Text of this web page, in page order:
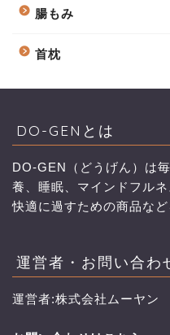
腸もみ
首枕
DO-GENとは
DO-GEN（どうげん）は
養、睡眠、マインドフル
快適に過すための商品など
運営者・お問い合わ
運営者:株式会社ムーヤン